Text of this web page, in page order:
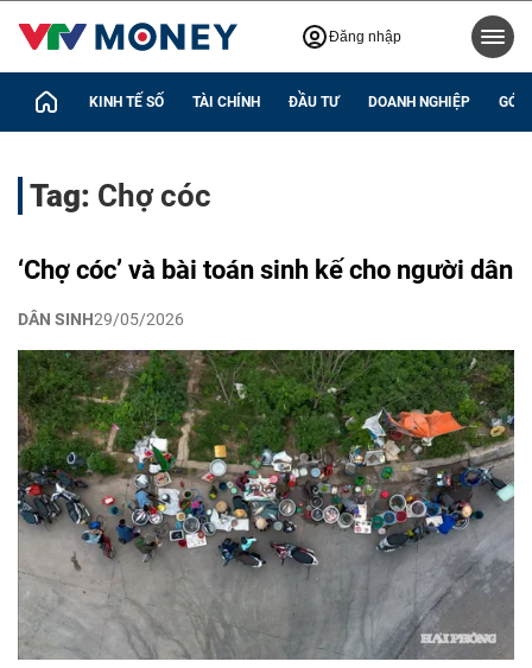
Đăng nhập
KINH TẾ SỐ TÀI CHÍNH ĐẦU TƯ DOANH NGHIỆP GÓC
Tag: Chợ cóc
‘Chợ cóc’ và bài toán sinh kế cho người dân
DÂN SINH29/05/2026